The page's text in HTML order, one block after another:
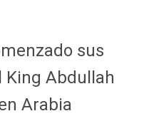
sus
King Abdullah
Arabia